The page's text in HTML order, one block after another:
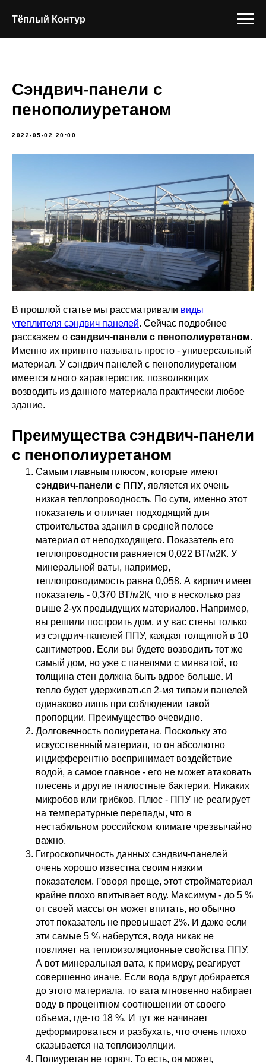
Тёплый Контур
Сэндвич-панели с
пенополиуретаном
2022-05-02 20:00
В прошлой статье мы рассматривали виды
утеплителя сэндвич панелей. Сейчас подробнее
расскажем о сэндвич-панели с пенополиуретаном.
Именно их принято называть просто - универсальный
материал. У сэндвич панелей с пенополиуретаном
имеется много характеристик, позволяющих
возводить из данного материала практически любое
здание.
Преимущества сэндвич-панели
с пенополиуретаном
Самым главным плюсом, которые имеют
сэндвич-панели с ППУ, является их очень
низкая теплопроводность. По сути, именно этот
показатель и отличает подходящий для
строительства здания в средней полосе
материал от неподходящего. Показатель его
теплопроводности равняется 0,022 ВТ/м2К. У
минеральной ваты, например,
теплопроводимость равна 0,058. А кирпич имеет
показатель - 0,370 ВТ/м2К, что в несколько раз
выше 2-ух предыдущих материалов. Например,
вы решили построить дом, и у вас стены только
из сэндвич-панелей ППУ, каждая толщиной в 10
сантиметров. Если вы будете возводить тот же
самый дом, но уже с панелями с минватой, то
толщина стен должна быть вдвое больше. И
тепло будет удерживаться 2-мя типами панелей
одинаково лишь при соблюдении такой
пропорции. Преимущество очевидно.
Долговечность полиуретана. Поскольку это
искусственный материал, то он абсолютно
индифферентно воспринимает воздействие
водой, а самое главное - его не может атаковать
плесень и другие гнилостные бактерии. Никаких
микробов или грибков. Плюс - ППУ не реагирует
на температурные перепады, что в
нестабильном российском климате чрезвычайно
важно.
Гигроскопичность данных сэндвич-панелей
очень хорошо известна своим низким
показателем. Говоря проще, этот стройматериал
крайне плохо впитывает воду. Максимум - до 5 %
от своей массы он может впитать, но обычно
этот показатель не превышает 2%. И даже если
эти самые 5 % наберутся, вода никак не
повлияет на теплоизоляционные свойства ППУ.
А вот минеральная вата, к примеру, реагирует
совершенно иначе. Если вода вдруг добирается
до этого материала, то вата мгновенно набирает
воду в процентном соотношении от своего
объема, где-то 18 %. И тут же начинает
деформироваться и разбухать, что очень плохо
сказывается на теплоизоляции.
Полиуретан не горюч. То есть, он может,